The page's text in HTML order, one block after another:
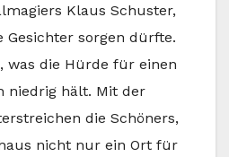
Klaus Schuster,
sorgen dürfte.
was die Hürde für einen
niedrig hält. Mit der
die Schöners,
nicht nur ein Ort für